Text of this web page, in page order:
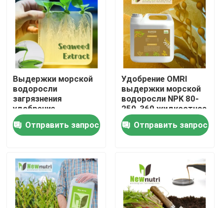
Путешествие фабрики
Проверка качества
Свяжитесь мы
Спросите цитату
Аминокислотные органические удобрения
Удобрение азота органическое
Выдержки морской
водоросли
загрязнения
удобрение
свободной зеленой
40% жидкостное
Отправить запрос
Удобрение OMRI
выдержки морской
водоросли NPK 80-
250-360 жидкостное
перечислило
Отправить запрос